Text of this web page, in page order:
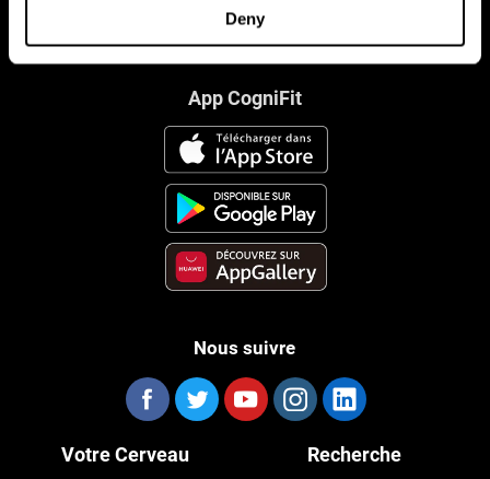
Deny
App CogniFit
Nous suivre
Votre Cerveau Recherche